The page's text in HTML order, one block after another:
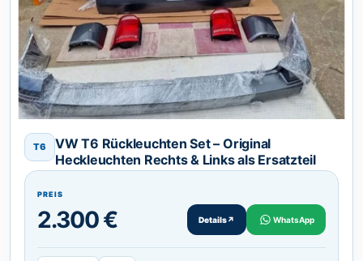
T6
VW T6 Rückleuchten Set – Original
Heckleuchten Rechts & Links als Ersatzteil
PREIS
2.300 € Details↗ WhatsApp